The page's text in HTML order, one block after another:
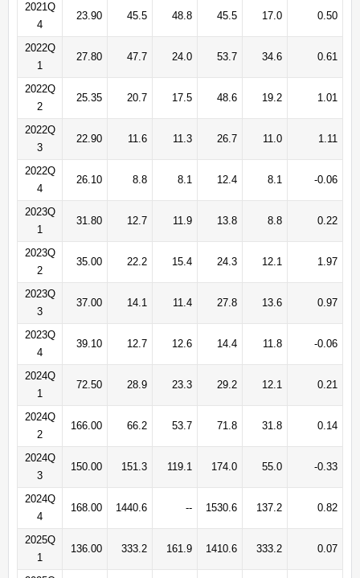
2021Q
4
23.90 45.5 48.8 45.5 17.0 0.50
2022Q
1
27.80 47.7 24.0 53.7 34.6 0.61
2022Q
2
25.35 20.7 17.5 48.6 19.2 1.01
2022Q
3
22.90 11.6 11.3 26.7 11.0 1.11
2022Q
4
26.10 8.8 8.1 12.4 8.1 -0.06
2023Q
1
31.80 12.7 11.9 13.8 8.8 0.22
2023Q
2
35.00 22.2 15.4 24.3 12.1 1.97
2023Q
3
37.00 14.1 11.4 27.8 13.6 0.97
2023Q
4
39.10 12.7 12.6 14.4 11.8 -0.06
2024Q
1
72.50 28.9 23.3 29.2 12.1 0.21
2024Q
2
166.00 66.2 53.7 71.8 31.8 0.14
2024Q
3
150.00 151.3 119.1 174.0 55.0 -0.33
2024Q
4
168.00 1440.6 -- 1530.6 137.2 0.82
2025Q
1
136.00 333.2 161.9 1410.6 333.2 0.07